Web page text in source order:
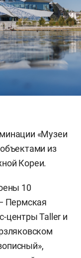
«Музеи
из
Кореи.
10
Пермская
центры Taller и